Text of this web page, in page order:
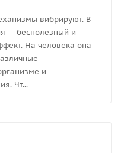
вибрируют. В
— бесполезный и
На человека она
и
Чт...